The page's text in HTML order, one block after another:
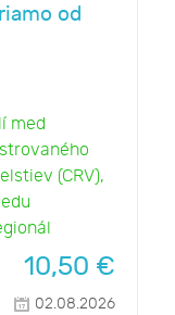
od
med
(CRV),
10,50 €
02.08.2026